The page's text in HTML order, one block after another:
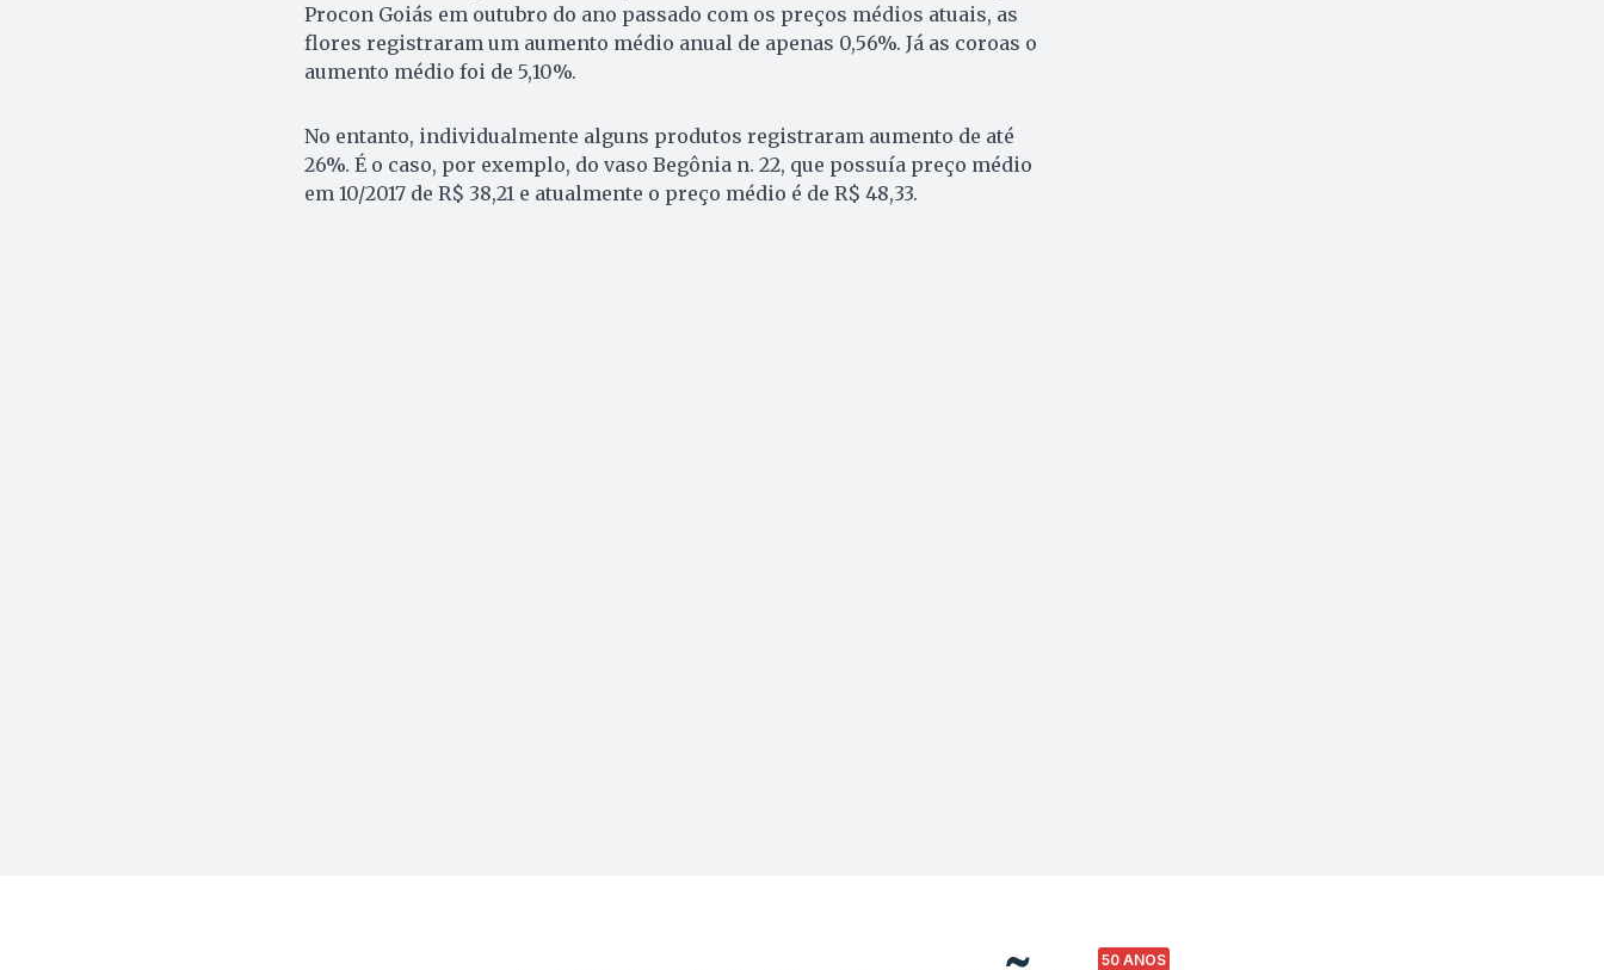
Procon Goiás em outubro do ano passado com os preços médios atuais, as
flores registraram um aumento médio anual de apenas 0,56%. Já as coroas o
aumento médio foi de 5,10%.
No entanto, individualmente alguns produtos registraram aumento de até
26%. É o caso, por exemplo, do vaso Begônia n. 22, que possuía preço médio
em 10/2017 de R$ 38,21 e atualmente o preço médio é de R$ 48,33.
50 ANOS